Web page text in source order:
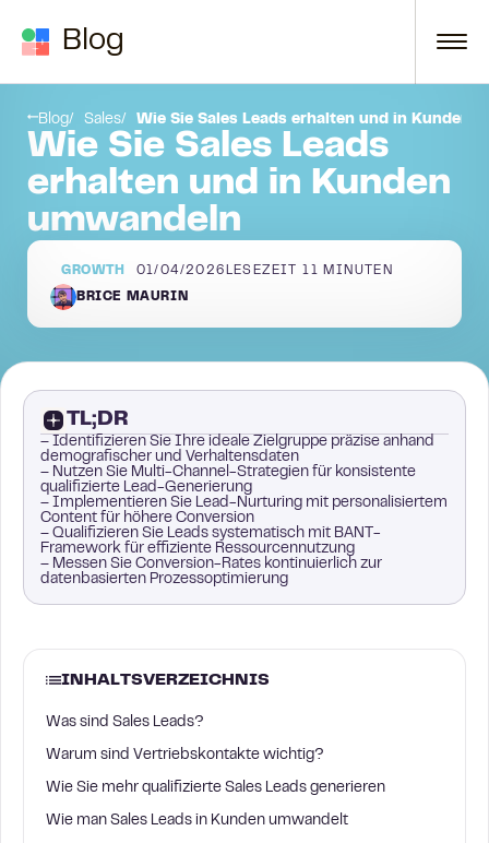
Blog
Blog Sales Wie Sie Sales Leads erhalten und in Kunden
Wie Sie Sales Leads
erhalten und in Kunden
umwandeln
GROWTH 01/04/2026 LESEZEIT11 MINUTEN
BRICE MAURIN
TL;DR
– Identifizieren Sie Ihre ideale Zielgruppe präzise anhand
demografischer und Verhaltensdaten
– Nutzen Sie Multi-Channel-Strategien für konsistente
qualifizierte Lead-Generierung
– Implementieren Sie Lead-Nurturing mit personalisiertem
Content für höhere Conversion
– Qualifizieren Sie Leads systematisch mit BANT-
Framework für effiziente Ressourcennutzung
– Messen Sie Conversion-Rates kontinuierlich zur
datenbasierten Prozessoptimierung
INHALTSVERZEICHNIS
Was sind Sales Leads?
Warum sind Vertriebskontakte wichtig?
Wie Sie mehr qualifizierte Sales Leads generieren
Wie man Sales Leads in Kunden umwandelt